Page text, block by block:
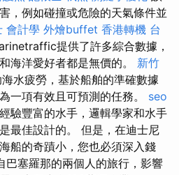
，例如碰撞或危險的天氣條件並
會計學 外燴buffet 香港轉機 台
提供了許多綜合數據，
海洋愛好者都是無價的。 新竹
水疲勞，基於船舶的準確數據
一項有效且可預測的任務。 seo
經驗豐富的水手，邏輯學家和水手
最佳設計的。 但是，在迪士尼
船的奇蹟小，您也必須深入錢
巴塞羅那的兩個人的旅行，影響